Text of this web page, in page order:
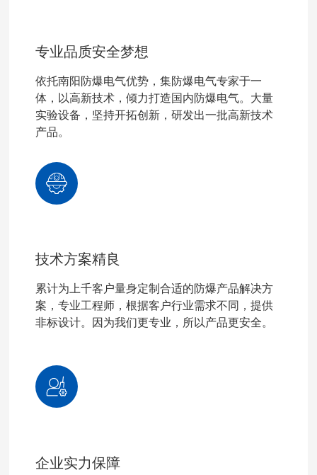
专业品质安全梦想
依托南阳防爆电气优势，集防爆电气专家于一
体，以高新技术，倾力打造国内防爆电气。大量
实验设备，坚持开拓创新，研发出一批高新技术
产品。
技术方案精良
累计为上千客户量身定制合适的防爆产品解决方
案，专业工程师，根据客户行业需求不同，提供
非标设计。因为我们更专业，所以产品更安全。
企业实力保障